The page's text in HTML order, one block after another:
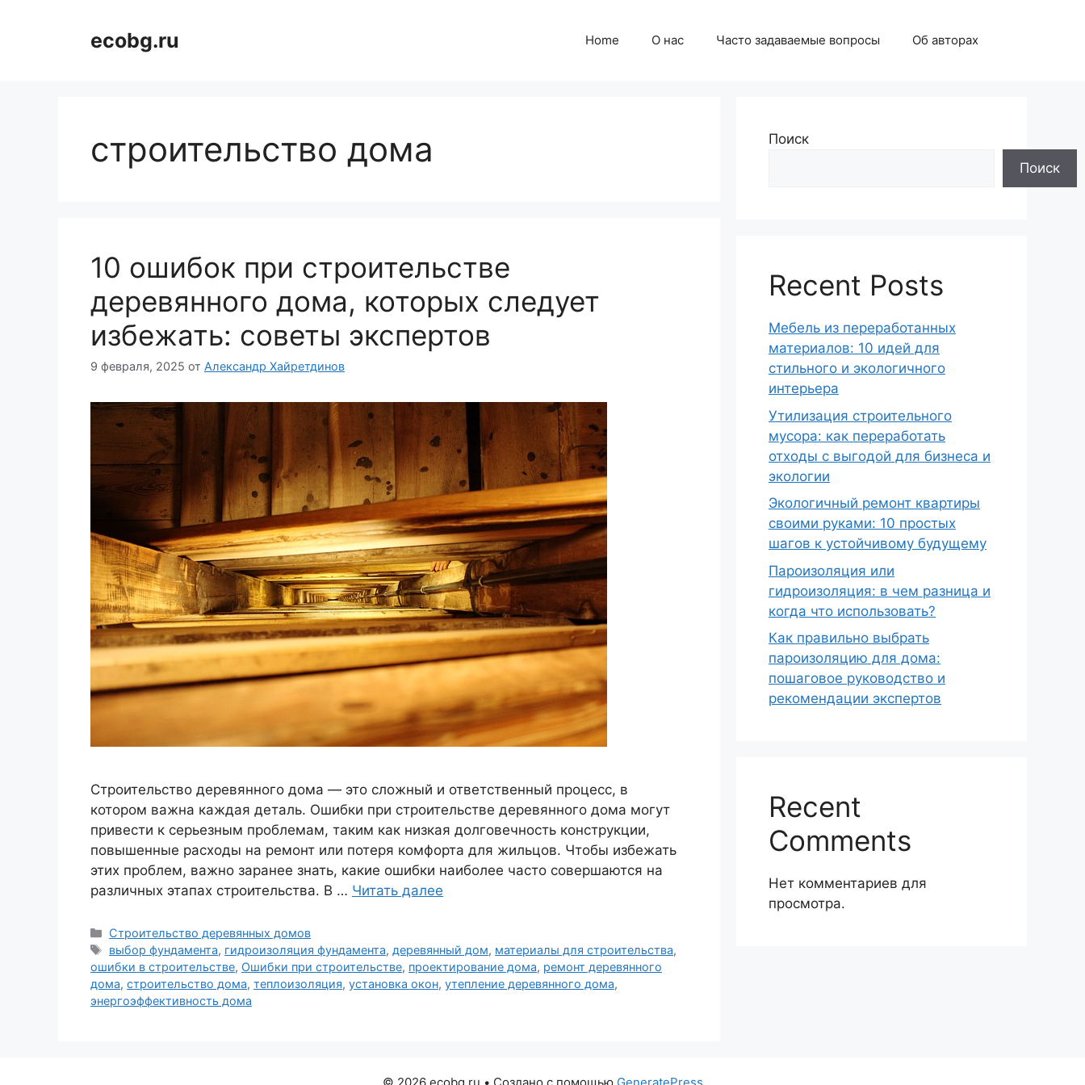
содержимомуecobg.ru Home О нас Часто задаваемые вопросы Об авторах
строительство дома
10 ошибок при строительстве
деревянного дома, которых следует
избежать: советы экспертов
9 февраля, 2025 от Александр Хайретдинов
Строительство деревянного дома — это сложный и ответственный процесс, в
котором важна каждая деталь. Ошибки при строительстве деревянного дома могут
привести к серьезным проблемам, таким как низкая долговечность конструкции,
повышенные расходы на ремонт или потеря комфорта для жильцов. Чтобы избежать
этих проблем, важно заранее знать, какие ошибки наиболее часто совершаются на
различных этапах строительства. В … Читать далее
Рубрики
Строительство деревянных домов
Метки
выбор фундамента, гидроизоляция фундамента, деревянный дом, материалы для строительства,
ошибки в строительстве, Ошибки при строительстве, проектирование дома, ремонт деревянного
дома, строительство дома, теплоизоляция, установка окон, утепление деревянного дома,
энергоэффективность дома
Поиск
Поиск
Recent Posts
Мебель из переработанных
материалов: 10 идей для
стильного и экологичного
интерьера
Утилизация строительного
мусора: как переработать
отходы с выгодой для бизнеса и
экологии
Экологичный ремонт квартиры
своими руками: 10 простых
шагов к устойчивому будущему
Пароизоляция или
гидроизоляция: в чем разница и
когда что использовать?
Как правильно выбрать
пароизоляцию для дома:
пошаговое руководство и
рекомендации экспертов
Recent
Comments
Нет комментариев для
просмотра.